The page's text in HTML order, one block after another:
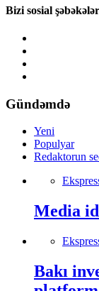
Bizi sosial
Gündəmdə
Yeni
Populyar
Redaktorun
Media
Bakı